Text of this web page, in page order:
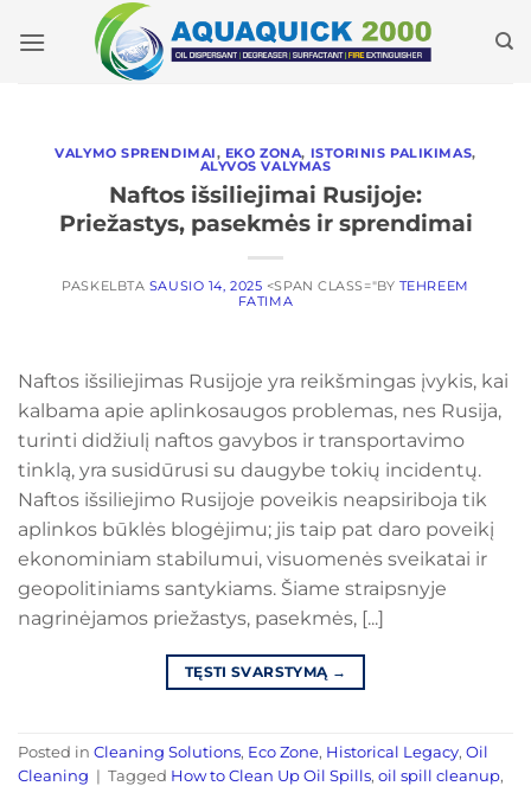
prie
VALYMO SPRENDIMAI, EKO ZONA, ISTORINIS PALIKIMAS,
ALYVOS VALYMAS
Naftos išsiliejimai Rusijoje:
Priežastys, pasekmės ir sprendimai
PASKELBTA SAUSIO 14, 2025 <SPAN CLASS="BY TEHREEM
FATIMA
Naftos išsiliejimas Rusijoje yra reikšmingas įvykis, kai
kalbama apie aplinkosaugos problemas, nes Rusija,
turinti didžiulį naftos gavybos ir transportavimo
tinklą, yra susidūrusi su daugybe tokių incidentų.
Naftos išsiliejimo Rusijoje poveikis neapsiriboja tik
aplinkos būklės blogėjimu; jis taip pat daro poveikį
ekonominiam stabilumui, visuomenės sveikatai ir
geopolitiniams santykiams. Šiame straipsnyje
nagrinėjamos priežastys, pasekmės, [...]
TĘSTI SVARSTYMĄ →
Posted in Cleaning Solutions, Eco Zone, Historical Legacy, Oil
Cleaning | Tagged How to Clean Up Oil Spills, oil spill cleanup,